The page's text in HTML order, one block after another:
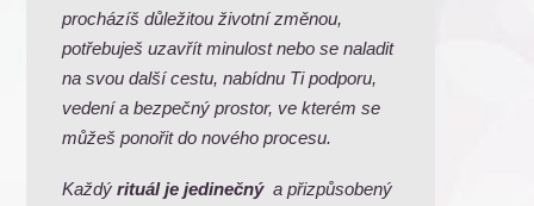
procházíš důležitou životní změnou,
potřebuješ uzavřít minulost nebo se naladit
na svou další cestu, nabídnu Ti podporu,
vedení a bezpečný prostor, ve kterém se
můžeš ponořit do nového procesu.
Každýrituál je jedinečnýa přizpůsobený